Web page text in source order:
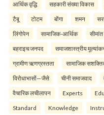
आर्थिक वृद्धि सहकारी संख्या विकास
टैबू टोटम बोंगा शमन
लिंगोपेन सामाजिक-आर्थिक
बहराइच जनपद समाजशास्त्रीय
ग्रामीण ऋणग्रस्तता सामाजिक
विरोधाभासों—जैसे चीनी समाजवाद
वैचारिक लचीलापन Experts
Standard Knowledge